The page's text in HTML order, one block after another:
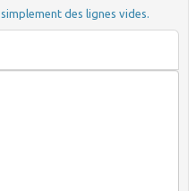
des lignes vides.